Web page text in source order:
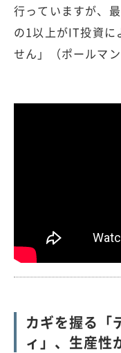
行っていますが、
の1以上がIT投資に
せん」（ポールマン
カギを握る「
ィ」、生産性